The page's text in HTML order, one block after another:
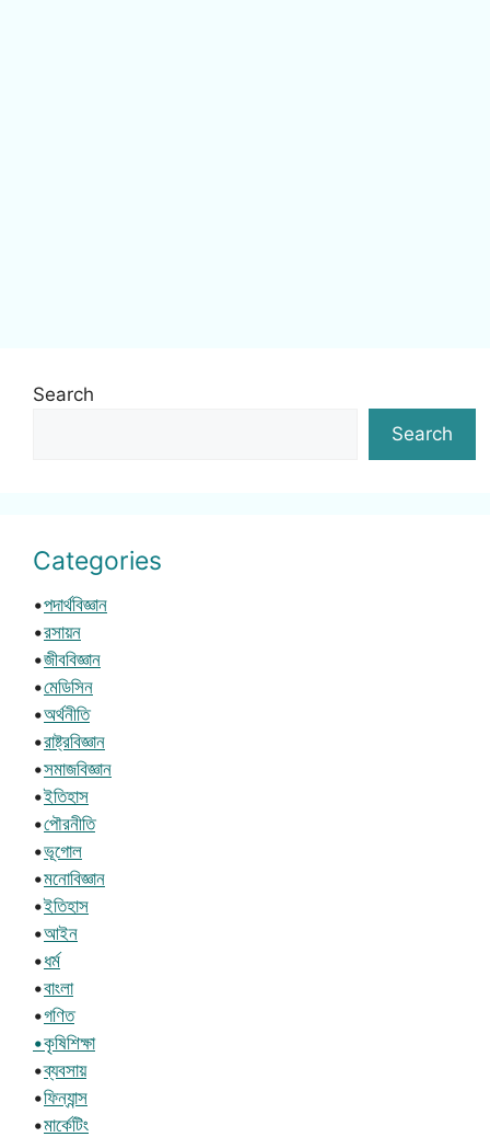
Search
Search
Categories
•পদার্থবিজ্ঞান
•রসায়ন
•জীববিজ্ঞান
•মেডিসিন
•অর্থনীতি
•রাষ্ট্রবিজ্ঞান
•সমাজবিজ্ঞান
•ইতিহাস
•পৌরনীতি
•ভূগোল
•মনোবিজ্ঞান
•ইতিহাস
•আইন
•ধর্ম
•বাংলা
•গণিত
•কৃষিশিক্ষা
•ব্যবসায়
•ফিন্যান্স
•মার্কেটিং